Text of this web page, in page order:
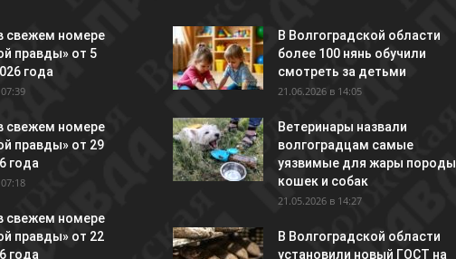
свежем номере
правды» от 5
года
свежем номере
правды» от 29
года
свежем номере
правды» от 22
года
В Волгоградской области
более 100 нянь обучили
смотреть за детьми
21.06.2026 в 14:05
Ветеринары назвали
волгоградцам самые
уязвимые для жары породы
кошек и собак
21.05.2026 в 14:27
В Волгоградской области
установили новый ГОСТ на